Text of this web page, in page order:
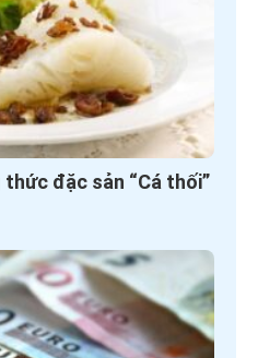
đặc sản “Cá thối”